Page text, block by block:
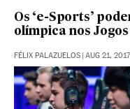
Os ‘e-Sports’
olímpica nos
FÉLIX PALAZUELOS | AUG 21,